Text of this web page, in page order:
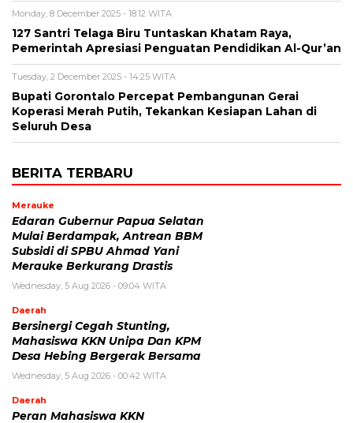
Monday, 8 December 2025 - 18:12 WITA
127 Santri Telaga Biru Tuntaskan Khatam Raya,
Pemerintah Apresiasi Penguatan Pendidikan Al-Qur’an
Tuesday, 2 December 2025 - 14:25 WITA
Bupati Gorontalo Percepat Pembangunan Gerai
Koperasi Merah Putih, Tekankan Kesiapan Lahan di
Seluruh Desa
BERITA TERBARU
Merauke
Edaran Gubernur Papua Selatan
Mulai Berdampak, Antrean BBM
Subsidi di SPBU Ahmad Yani
Merauke Berkurang Drastis
Wednesday, 5 Aug 2026 - 09:04 WITA
Daerah
Bersinergi Cegah Stunting,
Mahasiswa KKN Unipa Dan KPM
Desa Hebing Bergerak Bersama
Wednesday, 5 Aug 2026 - 00:42 WITA
Daerah
Peran Mahasiswa KKN